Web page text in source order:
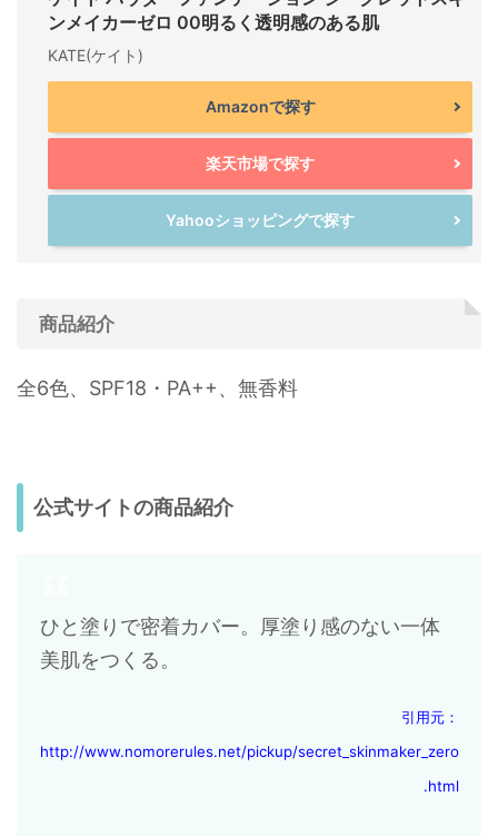
ンメイカーゼロ 00明るく透明感のある肌
KATE(ケイト)
Amazonで探す
楽天市場で探す
Yahooショッピングで探す
商品紹介
全6色、SPF18・PA++、無香料
公式サイトの商品紹介
ひと塗りで密着カバー。厚塗り感のない一体
美肌をつくる。
引用元：
http://www.nomorerules.net/pickup/secret_skinmaker_zero
.html